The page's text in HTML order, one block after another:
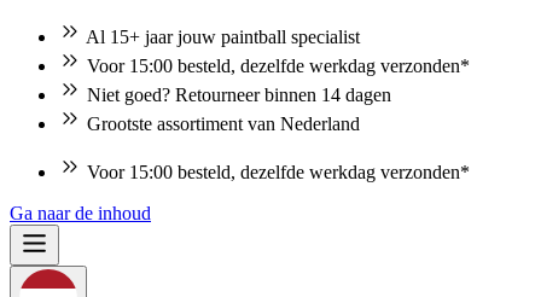
Al 15+ jaar jouw paintball specialist
Voor 15:00 besteld, dezelfde werkdag verzonden*
Niet goed? Retourneer binnen 14 dagen
Grootste assortiment van Nederland
Niet goed? Retourneer binnen 14 dagen
Ga naar de inhoud